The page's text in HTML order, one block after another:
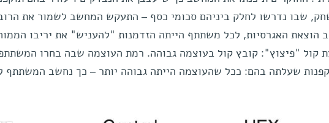
שבו נדרשו לחלק ביניהם סכומי כסף – התעקש המחשב לשמור את
הוצאת האגרסיות, לכל משתתף הייתה הזדמנות "להעניש" את יריבו
קול "פיצוץ": קובץ קול בעוצמה גבוהה. רמת העוצמה שבה בחרו
שעלתה בהם: ככל שהעוצמה הייתה גבוהה יותר – כך נחשב המשתתף